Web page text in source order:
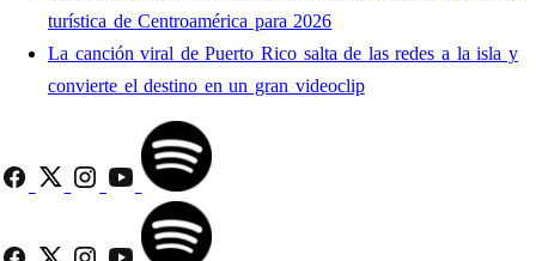
turística de Centroamérica para 2026
La canción viral de Puerto Rico salta de las redes a la isla y
convierte el destino en un gran videoclip